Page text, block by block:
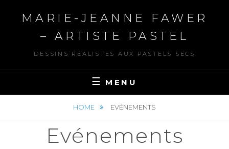
MARIE-JEANNE FAWER
– ARTISTE PASTEL
DESSINS RÉALISTES AUX PASTELS SECS
MENU
HOME EVÉNEMENTS
Evénements